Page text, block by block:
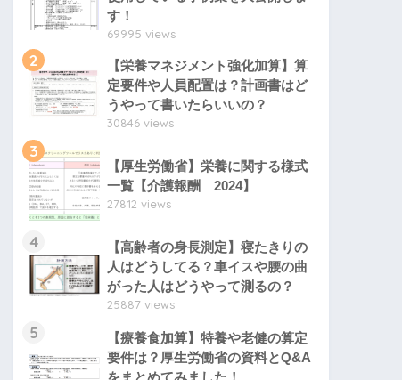
す！
69995 views
2
【栄養マネジメント強化加算】算
定要件や人員配置は？計画書はど
うやって書いたらいいの？
30846 views
3
【厚生労働省】栄養に関する様式
一覧【介護報酬 2024】
27812 views
4
【高齢者の身長測定】寝たきりの
人はどうしてる？車イスや腰の曲
がった人はどうやって測るの？
25887 views
5
【療養食加算】特養や老健の算定
要件は？厚生労働省の資料とQ&A
をまとめてみました！